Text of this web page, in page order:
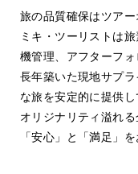
旅の品質確保はツアー
ミキ・ツーリストは
機管理、アフターフォ
長年築いた現地サプ
な旅を安定的に提供し
オリジナリティ溢れ
「安心」と「満足」